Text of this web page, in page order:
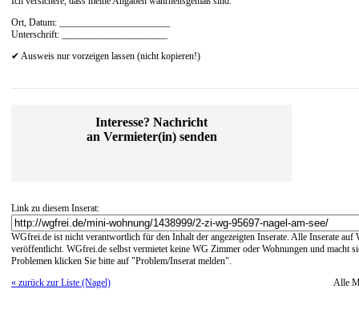
Ort, Datum: _______________________
Unterschrift: ______________________
✔ Ausweis nur vorzeigen lassen (nicht kopieren!)
Interesse? Nachricht
an Vermieter(in) senden
Link zu diesem Inserat:
WGfrei.de ist nicht verantwortlich für den Inhalt der angezeigten Inserate. Alle Inserate
veröffentlicht. WGfrei.de selbst vermietet keine WG Zimmer oder Wohnungen und macht
Problemen klicken Sie bitte auf "Problem/Inserat melden".
« zurück zur Liste (Nagel)
Alle